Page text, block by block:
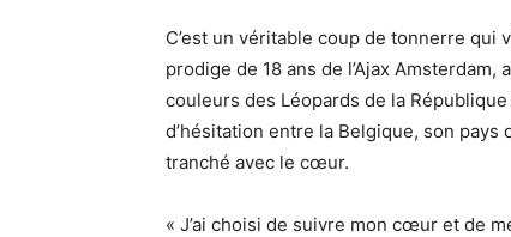
C’est un véritable coup de tonnerre
prodige de 18 ans de l’Ajax
couleurs des Léopards de la
d’hésitation entre la Belgique, son
tranché avec le cœur.
« J’ai choisi de suivre mon cœur et de